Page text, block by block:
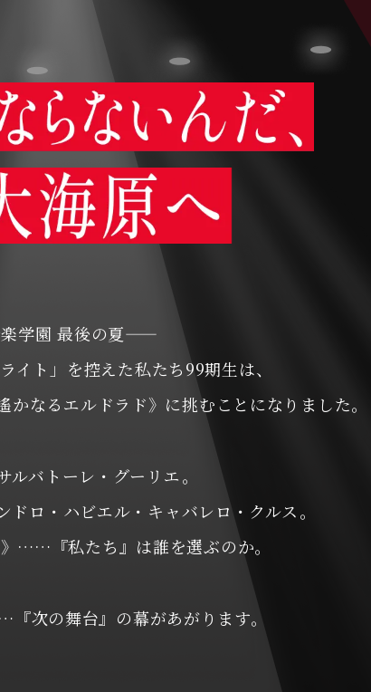
学園 最後の夏――
イト」を控えた私たち99期生は、
かなるエルドラド》に挑むことになりました。
ルバトーレ・グーリエ。
ドロ・ハビエル・キャバレロ・クルス。
……『私たち』は誰を選ぶのか。
『次の舞台』の幕があがります。